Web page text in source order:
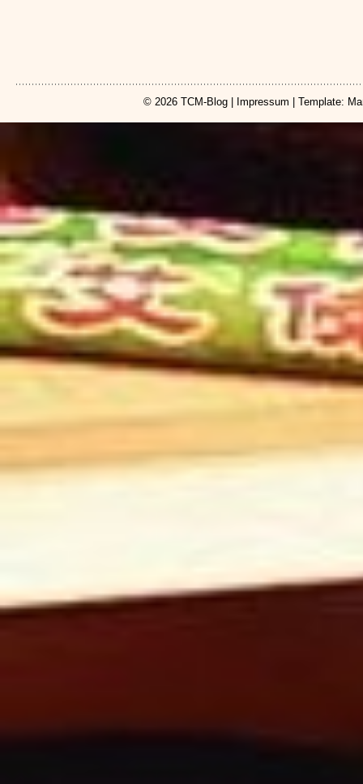
© 2026 TCM-Blog| Impressum | Template: